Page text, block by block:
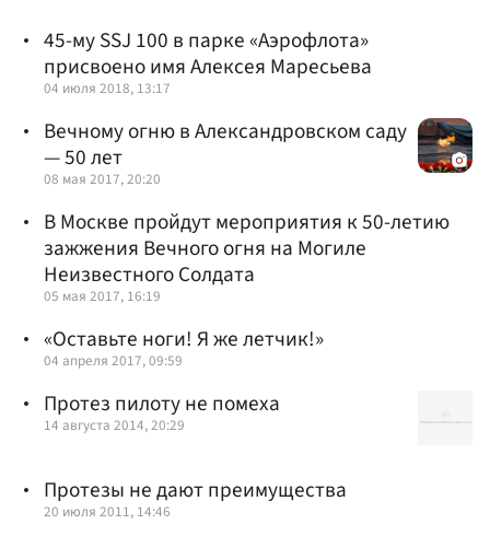
45-му SSJ 100 в парке «Аэрофлота»
присвоено имя Алексея Маресьева
04 июля 2018, 13:17
Вечному огню в Александровском саду
— 50 лет
08 мая 2017, 20:20
В Москве пройдут мероприятия к 50-летию
зажжения Вечного огня на Могиле
Неизвестного Солдата
05 мая 2017, 16:19
«Оставьте ноги! Я же летчик!»
04 апреля 2017, 09:59
Протез пилоту не помеха
14 августа 2014, 20:29
Протезы не дают преимущества
20 июля 2011, 14:46